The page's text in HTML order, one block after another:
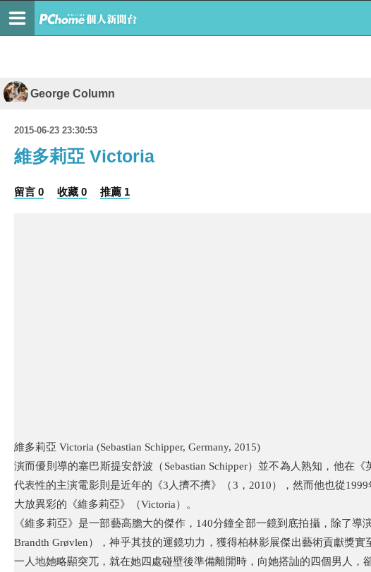
George Column
2015-06-23 23:30:53
維多莉亞 Victoria
留言 0 收藏 0 推薦 1
維多莉亞 Victoria (Sebastian Schipper, Germany, 2015)
演而優則導的塞巴斯提安舒波（Sebastian Schipper）並不為人熟知，他在
代表性的主演電影則是近年的《3人擠不擠》（3，2010），然而他也從
大放異彩的《維多莉亞》（Victoria）。
《維多莉亞》是一部藝高膽大的傑作，140分鐘全部一鏡到底拍攝，除了
Brandth Grøvlen），神乎其技的運鏡功力，獲得柏林影展傑出藝術貢獻獎
一人地她略顯突兀，就在她四處碰壁後準備離開時，向她搭訕的四個男人，